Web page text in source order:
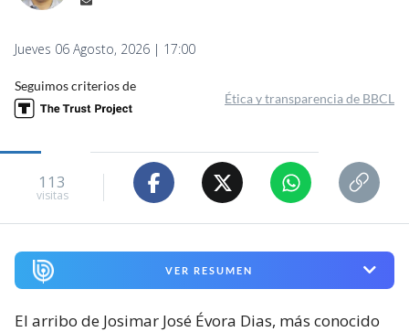
Jueves 06 Agosto, 2026 | 17:00
Seguimos criterios de
Ética y transparencia de BBCL
113
visitas
VER RESUMEN
El arribo de Josimar José Évora Dias, más conocido